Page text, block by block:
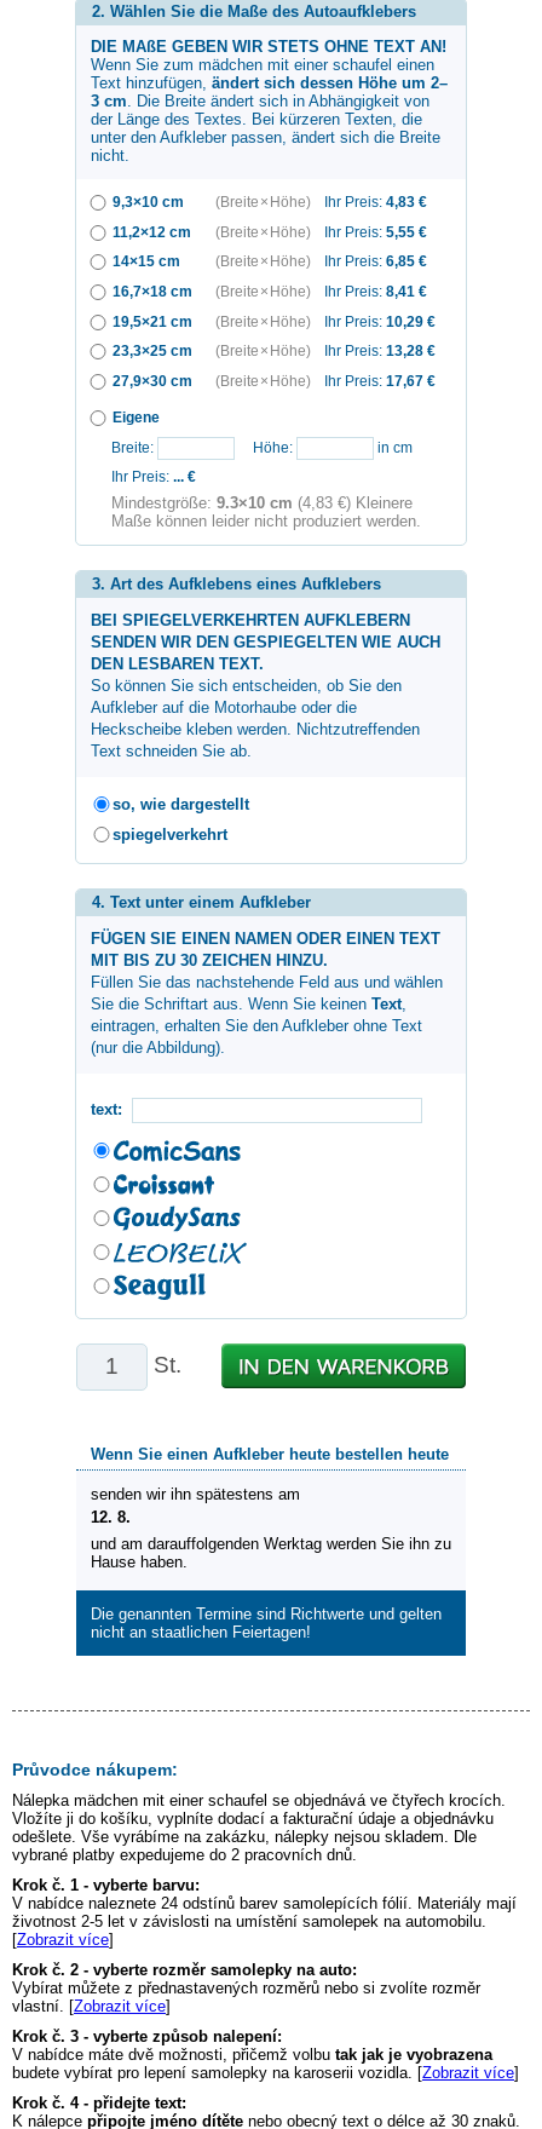
2. Wählen Sie die Maße des Autoaufklebers
DIE MAßE GEBEN WIR STETS OHNE TEXT AN!
Wenn Sie zum mädchen mit einer schaufel einen
Text hinzufügen, ändert sich dessen Höhe um 2–
3 cm . Die Breite ändert sich in Abhängigkeit von
der Länge des Textes. Bei kürzeren Texten, die
unter den Aufkleber passen, ändert sich die Breite
nicht.
9,3×10 cm (Breite × Höhe) Ihr Preis: 4,83 €
11,2×12 cm
(Breite × Höhe) Ihr Preis: 5,55 €
14×15 cm
(Breite × Höhe) Ihr Preis: 6,85 €
16,7×18 cm
(Breite × Höhe) Ihr Preis: 8,41 €
19,5×21 cm
(Breite × Höhe) Ihr Preis: 10,29 €
23,3×25 cm
(Breite × Höhe) Ihr Preis: 13,28 €
27,9×30 cm
(Breite × Höhe) Ihr Preis: 17,67 €
Eigene
Breite:
Höhe:
in cm
Ihr Preis: ... €
Mindestgröße: 9.3×10 cm (4,83 €) Kleinere
Maße können leider nicht produziert werden.
3. Art des Aufklebens eines Aufklebers
BEI SPIEGELVERKEHRTEN AUFKLEBERN
SENDEN WIR DEN GESPIEGELTEN WIE AUCH
DEN LESBAREN TEXT.
So können Sie sich entscheiden, ob Sie den
Aufkleber auf die Motorhaube oder die
Heckscheibe kleben werden. Nichtzutreffenden
Text schneiden Sie ab.
so, wie dargestellt
spiegelverkehrt
4. Text unter einem Aufkleber
FÜGEN SIE EINEN NAMEN ODER EINEN TEXT
MIT BIS ZU 30 ZEICHEN HINZU.
Füllen Sie das nachstehende Feld aus und wählen
Sie die Schriftart aus. Wenn Sie keinen Text,
eintragen, erhalten Sie den Aufkleber ohne Text
(nur die Abbildung).
text:
St.
Wenn Sie einen Aufkleber heute bestellen heute
senden wir ihn spätestens am
12. 8.
und am darauffolgenden Werktag werden Sie ihn zu
Hause haben.
Die genannten Termine sind Richtwerte und gelten
nicht an staatlichen Feiertagen!
Průvodce nákupem:
Nálepka mädchen mit einer schaufel se objednává ve čtyřech krocích.
Vložíte ji do košíku, vyplníte dodací a fakturační údaje a objednávku
odešlete. Vše vyrábíme na zakázku, nálepky nejsou skladem. Dle
vybrané platby expedujeme do 2 pracovních dnů.
Krok č. 1 - vyberte barvu:
V nabídce naleznete 24 odstínů barev samolepících fólií. Materiály mají
životnost 2-5 let v závislosti na umístění samolepek na automobilu.
[Zobrazit více]
Krok č. 2 - vyberte rozměr samolepky na auto:
Vybírat můžete z přednastavených rozměrů nebo si zvolíte rozměr
vlastní. [Zobrazit více]
Krok č. 3 - vyberte způsob nalepení:
V nabídce máte dvě možnosti, přičemž volbu tak jak je vyobrazena
budete vybírat pro lepení samolepky na karoserii vozidla. [Zobrazit více]
Krok č. 4 - přidejte text:
K nálepce připojte jméno dítěte nebo obecný text o délce až 30 znaků.